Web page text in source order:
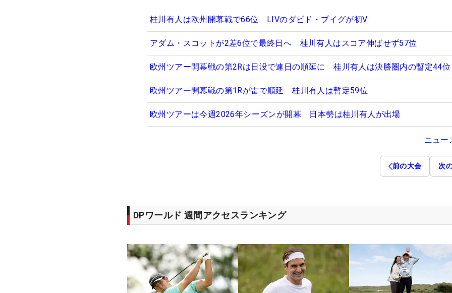
桂川有人は欧州開幕戦で66位 LIVのダビド・プイグが初V
アダム・スコットが2差6位で最終日へ 桂川有人はスコア伸ばせず57位
欧州ツアー開幕戦の第2Rは日没で連日の順延に 桂川有人は決勝圏内の暫定44位
欧州ツアー開幕戦の第1Rが雷で順延 桂川有人は暫定59位
欧州ツアーは今週2026年シーズンが開幕 日本勢は桂川有人が出場
ニュー
前の大会 次
DPワールド 週間アクセスランキング